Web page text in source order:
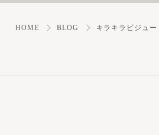
HOME BLOG キラキラビジュー